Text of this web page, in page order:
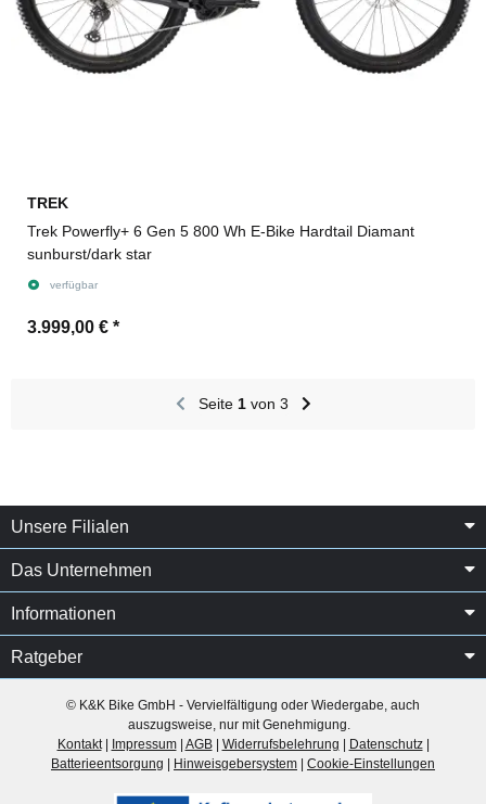
TREK
Trek Powerfly+ 6 Gen 5 800 Wh E-Bike Hardtail Diamant
sunburst/dark star
verfügbar
3.999,00 € *
Seite 1von 3
Unsere Filialen
Das Unternehmen
Informationen
Ratgeber
© K&K Bike GmbH - Vervielfältigung oder Wiedergabe, auch
auszugsweise, nur mit Genehmigung.
Kontakt| Impressum| AGB| Widerrufsbelehrung | Datenschutz|
Batterieentsorgung | Hinweisgebersystem | Cookie-Einstellungen